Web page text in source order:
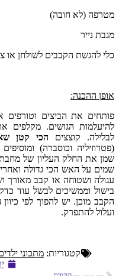
מטרפה (לא חובה)
מגבת נייר
כלי להגשת הקבבים לשולחן או
אופן ההכנה:
פותחים את הביצים
להיעלמות הגושים. מקלפים
לבלילה. קוצצים הכי קטן
(פטרוזיליה וכוסברה)
שמן את החלק העליון של מחבת
שמים על האש הכי גדולה ואחרי
עגולה ושטוחה או קבב מאורך
בישול וממשיכים לבשל עוד
הקבב מוכן. יש להפוך לפי
ועלול להתפרק.
קטגוריות: מתכוני